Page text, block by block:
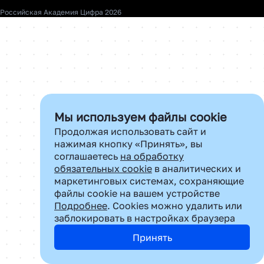
Мы используем файлы cookie
Продолжая использовать сайт и
нажимая кнопку «Принять», вы
соглашаетесь на обработку
обязательных cookie в аналитических и
маркетинговых системах, сохраняющие
файлы cookie на вашем устройстве
Подробнее. Cookies можно удалить или
заблокировать в настройках браузера
Принять
О нас
dir.nnov@cifra.digital
Российская Академия Цифра 2026